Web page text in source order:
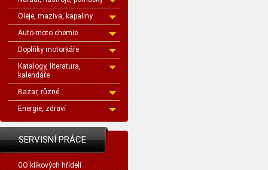
Oleje, maziva, kapaliny
Auto-moto chemie
Doplňky motorkáře
Katalogy, literatura,
kalendáře
Bazar, různé
Energie, zdraví
SERVISNÍ PRÁCE
GO klikových hřídelí